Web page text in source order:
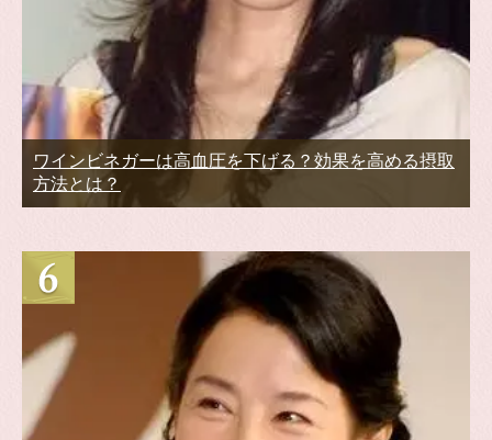
ワインビネガーは高血圧を下げる？効果を高める摂取
方法とは？